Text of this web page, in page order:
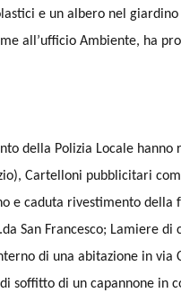
e un albero nel
all’ufficio Ambiente, ha
della Polizia Locale
Cartelloni pubblicitari
e caduta rivestimento
San Francesco; Lamiere
di una abitazione in
soffitto di un capannone in